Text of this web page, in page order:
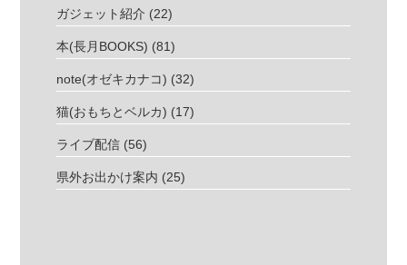
ガジェット紹介 (22)
本(長月BOOKS) (81)
note(オゼキカナコ) (32)
猫(おもちとベルカ) (17)
ライブ配信 (56)
県外お出かけ案内 (25)